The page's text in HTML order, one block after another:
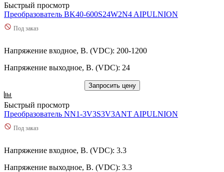
Быстрый просмотр
Преобразователь BK40-600S24W2N4 AIPULNION
Под заказ
Напряжение входное, В. (VDC): 200-1200
Напряжение выходное, В. (VDC): 24
Запросить цену
Быстрый просмотр
Преобразователь NN1-3V3S3V3ANT AIPULNION
Под заказ
Напряжение входное, В. (VDC): 3.3
Напряжение выходное, В. (VDC): 3.3